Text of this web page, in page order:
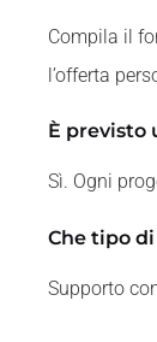
Compila il
l’offerta
È previsto
Sì. Ogni
Che tipo
Supporto